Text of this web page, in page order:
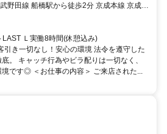
Ｌ実働8時間(休憩込み)
引き一切なし！安心の環境 法令を遵守した
。 キャッチ行為やビラ配りは一切なく、
です◎ ＜お仕事の内容＞ ご来店された...